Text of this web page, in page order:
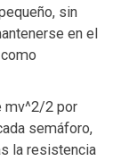
sin
en el
mv^2/2 por
semáforo,
la resistencia